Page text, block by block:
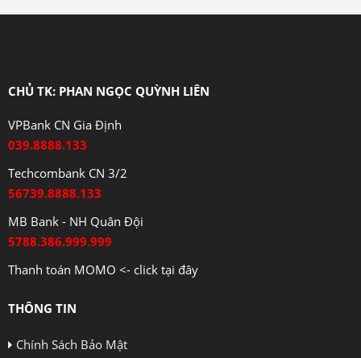
CHỦ TK: PHAN NGỌC QUỲNH LIÊN
VPBank CN Gia Định
039.8888.133
Techcombank CN 3/2
56739.8888.133
MB Bank - NH Quân Đội
5788.386.999.999
Thanh toán MOMO <- click tại đây
THÔNG TIN
Chính Sách Bảo Mật